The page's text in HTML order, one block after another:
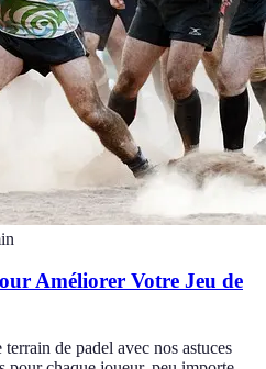
Améliorer Votre Jeu de
de padel avec nos astuces